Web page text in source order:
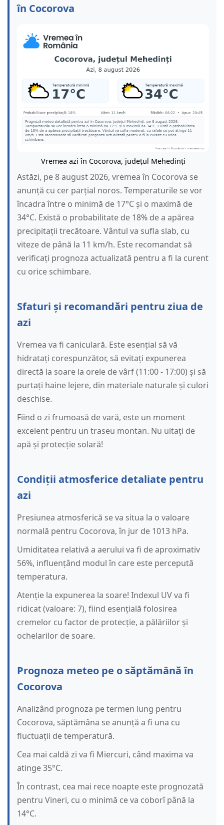
în Cocorova
Vremea azi în Cocorova, județul Mehedinți
Astăzi, pe 8 august 2026, vremea în Cocorova se
anunță cu cer parțial noros. Temperaturile se vor
încadra între o minimă de 17°C și o maximă de
34°C. Există o probabilitate de 18% de a apărea
precipitații trecătoare. Vântul va sufla slab, cu
viteze de până la 11 km/h. Este recomandat să
verificați prognoza actualizată pentru a fi la curent
cu orice schimbare.
Sfaturi și recomandări pentru ziua de
azi
Vremea va fi caniculară. Este esențial să vă
hidratați corespunzător, să evitați expunerea
directă la soare la orele de vârf (11:00 - 17:00) și să
purtați haine lejere, din materiale naturale și culori
deschise.
Fiind o zi frumoasă de vară, este un moment
excelent pentru un traseu montan. Nu uitați de
apă și protecție solară!
Condiții atmosferice detaliate pentru
azi
Presiunea atmosferică se va situa la o valoare
normală pentru Cocorova, în jur de 1013 hPa.
Umiditatea relativă a aerului va fi de aproximativ
56%, influențând modul în care este percepută
temperatura.
Atenție la expunerea la soare! Indexul UV va fi
ridicat (valoare: 7), fiind esențială folosirea
cremelor cu factor de protecție, a pălăriilor și
ochelarilor de soare.
Prognoza meteo pe o săptămână în
Cocorova
Analizând prognoza pe termen lung pentru
Cocorova, săptămâna se anunță a fi una cu
fluctuații de temperatură.
Cea mai caldă zi va fi Miercuri, când maxima va
atinge 35°C.
În contrast, cea mai rece noapte este prognozată
pentru Vineri, cu o minimă ce va coborî până la
14°C.